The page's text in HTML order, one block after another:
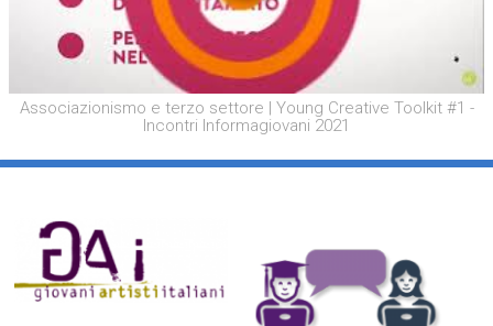
Associazionismo e terzo settore | Young Creative Toolkit #1 -
Incontri Informagiovani 2021